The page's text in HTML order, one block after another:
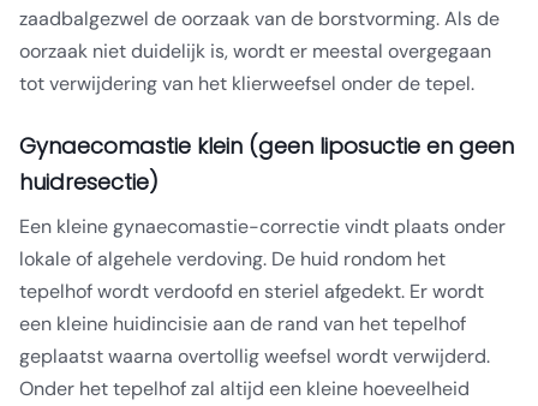
zaadbalgezwel de oorzaak van de borstvorming. Als de
oorzaak niet duidelijk is, wordt er meestal overgegaan
tot verwijdering van het klierweefsel onder de tepel.
Gynaecomastie klein (geen liposuctie en geen
huidresectie)
Een kleine gynaecomastie-correctie vindt plaats onder
lokale of algehele verdoving. De huid rondom het
tepelhof wordt verdoofd en steriel afgedekt. Er wordt
een kleine huidincisie aan de rand van het tepelhof
geplaatst waarna overtollig weefsel wordt verwijderd.
Onder het tepelhof zal altijd een kleine hoeveelheid